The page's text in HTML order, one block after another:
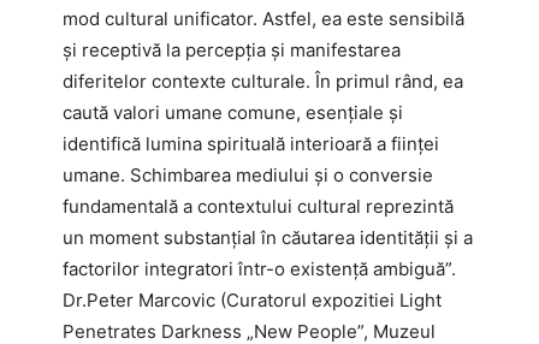
mod cultural unificator. Astfel, ea este sensibilă
și receptivă la percepția și manifestarea
diferitelor contexte culturale. În primul rând, ea
caută valori umane comune, esențiale și
identifică lumina spirituală interioară a ființei
umane. Schimbarea mediului și o conversie
fundamentală a contextului cultural reprezintă
un moment substanțial în căutarea identității și a
factorilor integratori într-o existență ambiguă”.
Dr.Peter Marcovic (Curatorul expozitiei Light
Penetrates Darkness „New People”, Muzeul